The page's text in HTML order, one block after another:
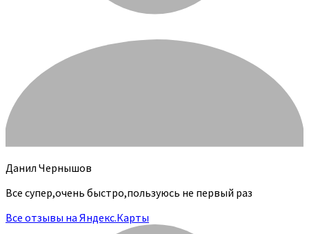
Данил Чернышов
Все супер,очень быстро,пользуюсь не первый раз
Все отзывы на Яндекс.Карты